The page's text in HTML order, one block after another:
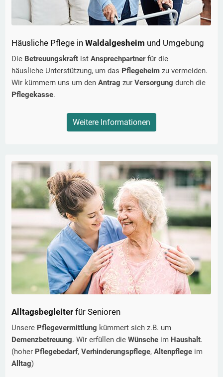
Häusliche Pflege in Waldalgesheim und Umgebung
Die Betreuungskraft ist Ansprechpartnerfür die
häusliche Unterstützung, um das Pflegeheim zu vermeiden.
Wir kümmern uns um den Antrag zur Versorgung durch die
Pflegekasse.
Weitere Informationen
Alltagsbegleiter für Senioren
Unsere Pflegevermittlung kümmert sich z.B. um
Demenzbetreuung. Wir erfüllen die Wünsche im Haushalt.
(hoher Pflegebedarf, Verhinderungspflege, Altenpflege im
Alltag)